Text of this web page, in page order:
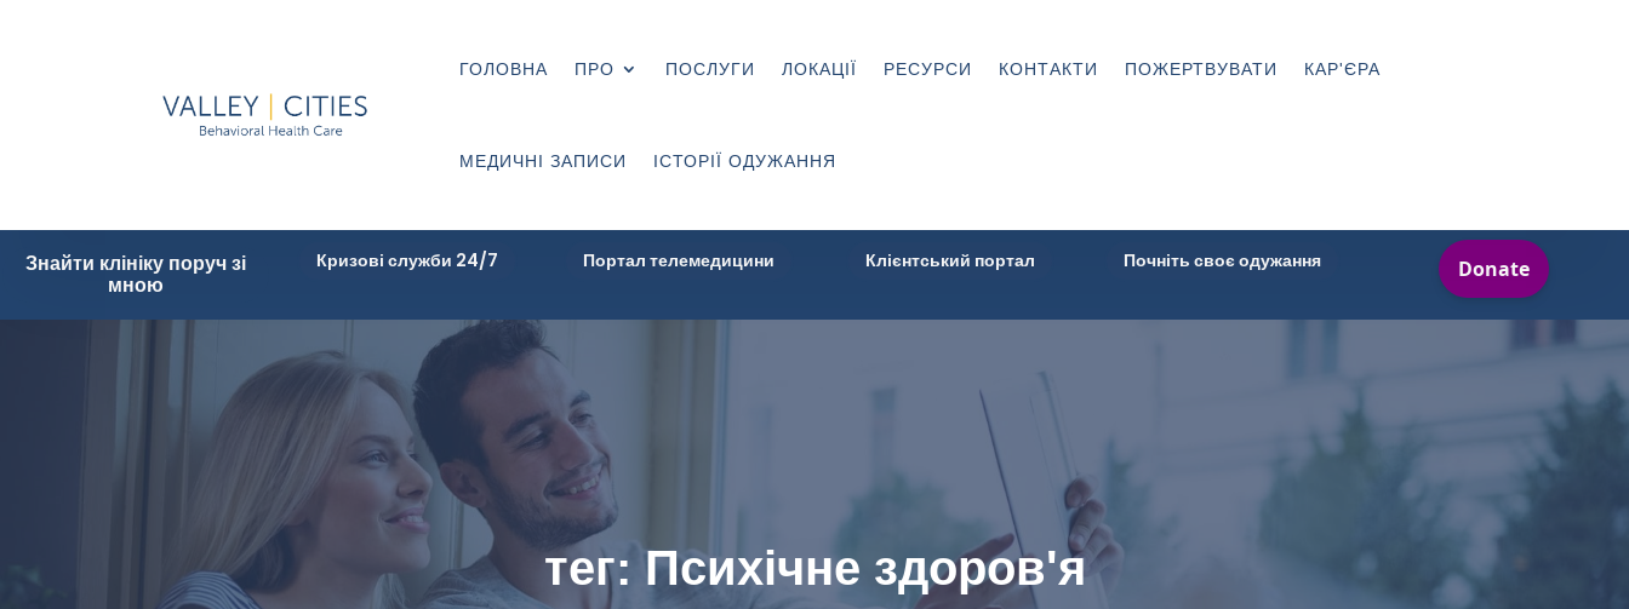
ГОЛОВНА ПРО ПОСЛУГИ ЛОКАЦІЇ РЕСУРСИ КОНТАКТИ ПОЖЕРТВУВАТИ КАР'ЄРА
МЕДИЧНІ ЗАПИСИ ІСТОРІЇ ОДУЖАННЯ
Знайти клініку поруч зі
мною
Кризові служби 24/7 Портал телемедицини Клієнтський портал Почніть своє одужання
тег: Психічне здоров'я